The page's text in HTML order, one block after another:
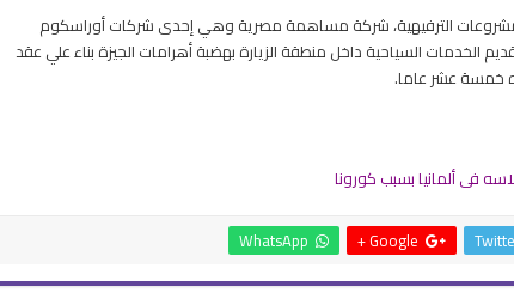
الترفيهية، شركة مساهمة مصرية وهي إحدى شركات أوراسكوم
الخدمات السياحية داخل منطقة الزيارة بهضبة أهرامات الجيزة بناء علي عقد
خمسة عشر عاما.
فى ألمانيا بسبب كورونا
Google +
WhatsApp